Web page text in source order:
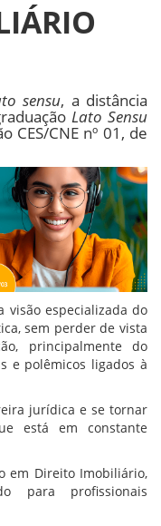
sensu, a distância
Lato Sensu
CES/CNE nº 01, de
visão especializada do
sem perder de vista
principalmente do
e polêmicos ligados à
jurídica e se tornar
está em constante
em Direito Imobiliário,
para profissionais